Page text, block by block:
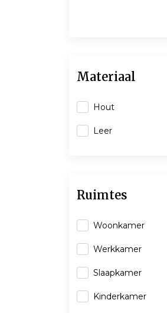
Materiaal
Hout
Leer
Ruimtes
Woonkamer
Werkkamer
Slaapkamer
Kinderkamer